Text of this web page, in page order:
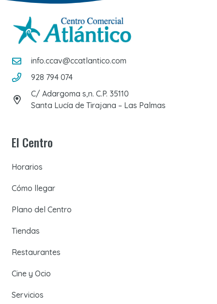
info.ccav@ccatlantico.com
928 794 074
C/ Adargoma s,n. C.P. 35110
Santa Lucía de Tirajana – Las Palmas
El Centro
Horarios
Cómo llegar
Plano del Centro
Tiendas
Restaurantes
Cine y Ocio
Servicios